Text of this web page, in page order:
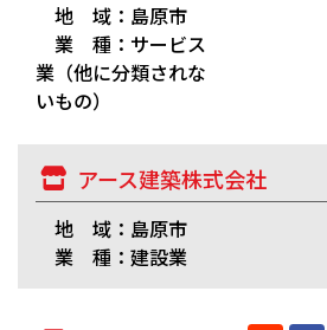
地 域：島原市
業 種：サービス
業（他に分類されな
いもの）
アース建築株式会社
地 域：島原市
業 種：建設業